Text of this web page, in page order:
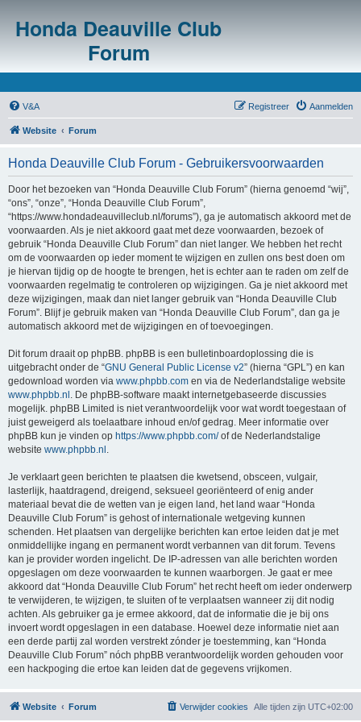
Honda Deauville Club
Forum
V&A Aanmelden
Registreer
Website Forum
Honda Deauville Club Forum - Gebruikersvoorwaarden
Door het bezoeken van “Honda Deauville Club Forum” (hierna genoemd “wij”,
“ons”, “onze”, “Honda Deauville Club Forum”,
“https://www.hondadeauvilleclub.nl/forums”), ga je automatisch akkoord met de
voorwaarden. Als je niet akkoord gaat met deze voorwaarden, bezoek of
gebruik “Honda Deauville Club Forum” dan niet langer. We hebben het recht
om de voorwaarden op ieder moment te wijzigen en zullen ons best doen om
je hiervan tijdig op de hoogte te brengen, het is echter aan te raden om zelf de
voorwaarden regelmatig te controleren op wijzigingen. Ga je niet akkoord met
deze wijzigingen, maak dan niet langer gebruik van “Honda Deauville Club
Forum”. Blijf je gebruik maken van “Honda Deauville Club Forum”, dan ga je
automatisch akkoord met de wijzigingen en of toevoegingen.
Dit forum draait op phpBB. phpBB is een bulletinboardoplossing die is
uitgebracht onder de “GNU General Public License v2” (hierna “GPL”) en kan
gedownload worden via www.phpbb.com en via de Nederlandstalige website
www.phpbb.nl . De phpBB-software maakt internetgebaseerde discussies
mogelijk. phpBB Limited is niet verantwoordelijk voor wat wordt toegestaan of
juist geweigerd als toelaatbare inhoud en/of gedrag. Meer informatie over
phpBB kun je vinden op https://www.phpbb.com/of de Nederlandstalige
website www.phpbb.nl .
Je verklaart geen berichten te plaatsen die kwetsend, obsceen, vulgair,
lasterlijk, haatdragend, dreigend, seksueel georiënteerd of enig ander
materiaal bevat die de wetten van je eigen land, het land waar “Honda
Deauville Club Forum” is gehost of internationale wetgeving kunnen
schenden. Het plaatsen van dergelijke berichten kan ertoe leiden dat je met
onmiddellijke ingang en permanent wordt verbannen van dit forum. Tevens
kan je provider worden ingelicht. De IP-adressen van alle berichten worden
opgeslagen om deze voorwaarden te kunnen waarborgen. Je gaat er mee
akkoord dat “Honda Deauville Club Forum” het recht heeft om ieder onderwerp
te verwijderen, te wijzigen, te sluiten of te verplaatsen wanneer zij dit nodig
achten. Als gebruiker ga je ermee akkoord, dat de informatie die je bij ons
invoert wordt opgeslagen in een database. Hoewel deze informatie niet aan
een derde partij zal worden verstrekt zónder je toestemming, kan “Honda
Deauville Club Forum” nóch phpBB verantwoordelijk worden gehouden voor
een hackpoging die ertoe kan leiden dat de gegevens vrijkomen.
Website Forum Alle tijden zijn UTC+02:00
Verwijder cookies